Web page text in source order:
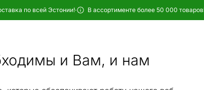
и Вам, и нам
по всей Эстонии!· В ассортименте более 50 000
Ковер